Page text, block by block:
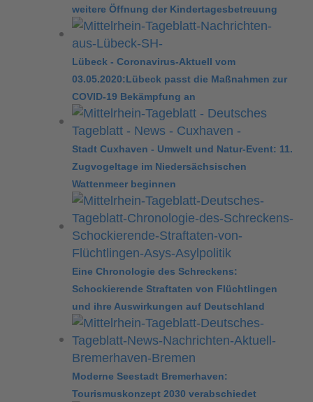
weitere Öffnung der Kindertagesbetreuung
Lübeck - Coronavirus-Aktuell vom
03.05.2020:Lübeck passt die Maßnahmen zur
COVID-19 Bekämpfung an
Stadt Cuxhaven - Umwelt und Natur-Event: 11.
Zugvogeltage im Niedersächsischen
Wattenmeer beginnen
Eine Chronologie des Schreckens:
Schockierende Straftaten von Flüchtlingen
und ihre Auswirkungen auf Deutschland
Moderne Seestadt Bremerhaven:
Tourismuskonzept 2030 verabschiedet